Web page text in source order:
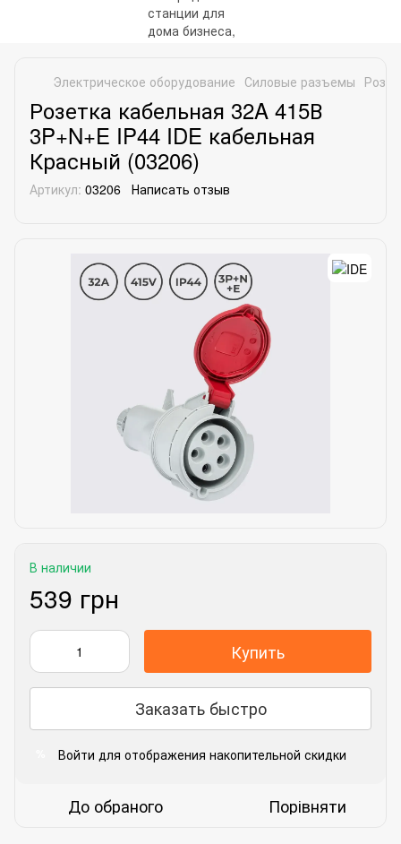
Электрическое оборудование Силовые разъемы
Розетка кабельная 32A 415В
3P+N+E IP44 IDE кабельная
Красный (03206)
Артикул: 03206 Написать отзыв
В наличии
539 грн
Купить
Заказать быстро
Войти для отображения накопительной скидки
До обраного Порівняти